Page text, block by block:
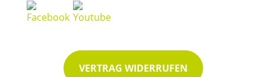
VERTRAG WIDERRUFEN